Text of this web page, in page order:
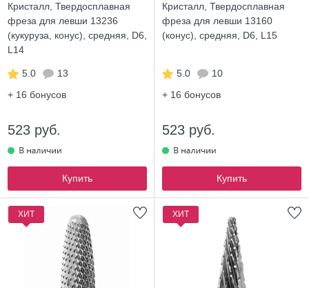
Кристалл, Твердосплавная
фреза для левши 13236
(кукуруза, конус), средняя, D6,
L14
5.0
13
+ 16 бонусов
523 руб.
Купить
Кристалл, Твердосплавная
фреза для левши 13160
(конус), средняя, D6, L15
5.0
10
+ 16 бонусов
523 руб.
Купить
ХИТ ХИТ